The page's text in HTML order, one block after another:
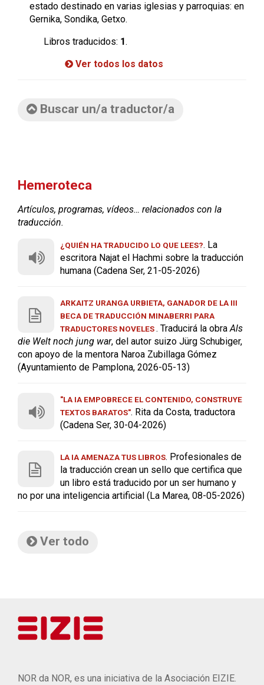
estado destinado en varias iglesias y parroquias: en
Gernika, Sondika, Getxo.
Libros traducidos: 1.
Ver todos los datos
Buscar un/a traductor/a
Hemeroteca
Artículos, programas, vídeos… relacionados con la
traducción.
¿QUIÉN HA TRADUCIDO LO QUE LEES?. La
escritora Najat el Hachmi sobre la traducción
humana (Cadena Ser, 21-05-2026)
ARKAITZ URANGA URBIETA, GANADOR DE LA III
BECA DE TRADUCCIÓN MINABERRI PARA
TRADUCTORES NOVELES. Traducirá la obraAls
die Welt noch jung war, del autor suizo Jürg Schubiger,
con apoyo de la mentora Naroa Zubillaga Gómez
(Ayuntamiento de Pamplona, 2026-05-13)
"LA IA EMPOBRECE EL CONTENIDO, CONSTRUYE
TEXTOS BARATOS". Rita da Costa, traductora
(Cadena Ser, 30-04-2026)
LA IA AMENAZA TUS LIBROS. Profesionales de
la traducción crean un sello que certifica que
un libro está traducido por un ser humano y
no por una inteligencia artificial (La Marea, 08-05-2026)
Ver todo
NOR da NOR, es una iniciativa de la Asociación EIZIE.